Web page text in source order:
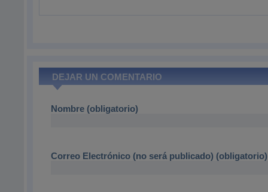
DEJAR UN COMENTARIO
Nombre (obligatorio)
Correo Electrónico (no será publicado) (obligatorio)